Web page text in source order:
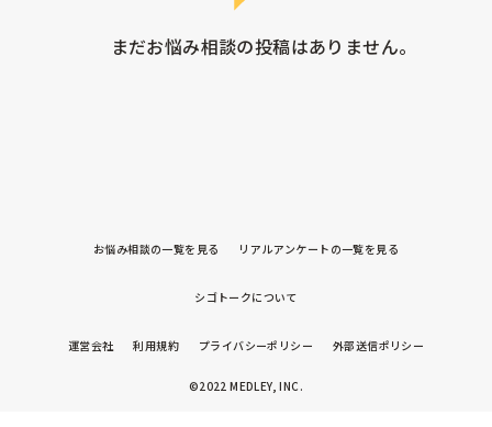
まだお悩み相談の投稿はありません。
お悩み相談の一覧を見る リアルアンケートの一覧を見る
シゴトークについて
運営会社 利用規約 プライバシーポリシー 外部送信ポリシー
©2022 MEDLEY, INC.